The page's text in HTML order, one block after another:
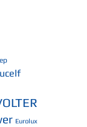
Eurolux